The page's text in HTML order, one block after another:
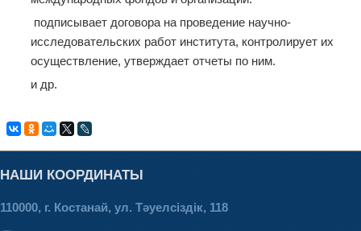
подписывает договора на проведение научно-
исследовательских работ института, контролирует их
осуществление, утверждает отчеты по ним.
и др.
НАШИ КООРДИНАТЫ
110000, г. Костанай, ул. Тәуелсіздік, 118